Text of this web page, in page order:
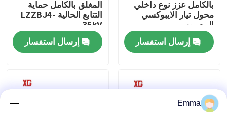
اطلب اقتباس
تبديل كسر تحميل الهواء
مفاتيح توزيع الطاقة
بالكامل عزز نوع داخلي
محول تيار الايبوكسي
المصبوب
إرسال استفسار
المغلق بالكامل حماية
التتابع الحالية LZZBJ4-
35kV
إرسال استفسار
Emma